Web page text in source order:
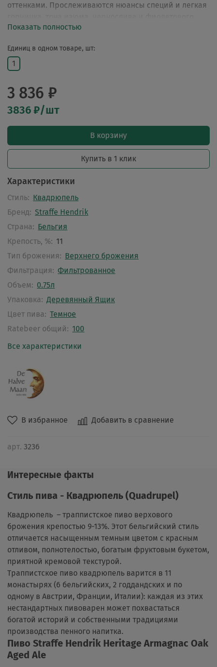
В избранное Добавить в сравнение
арт. 3236
Единиц в одном товаре, шт:
1
3 836 ₽
3836 ₽/шт
В корзину
Купить в 1 клик
Характеристики
Стиль: Квадрюпель
Бренд: Straffe Hendrik
Страна: Бельгия
Крепость, %: 11
Тип брожения: Верхнего брожения
Фильтрация: Фильтрованное
Объем: 0.75л
Упаковка: Деревянный Ящик
Цвет пива: Темное
Ratebeer общий: 100
Все характеристики
оттенками. Прослеживаются нюансы специй и легкая
инжира.
Показать полностью
Интересные факты
Стиль пива - Квадрюпель (Quadrupel)
Квадрюпель – траппистское пиво верхового
брожения крепостью 9-13%. Этот бельгийский стиль
отличается насыщенным темным цветом с красным
отливом, полнотелостью, богатым фруктовым букетом,
приятной кремовой текстурой.
Траппистское пиво квадрюпель варится в 11
монастырях (6 бельгийских, 2 годдандских и по
одному в Австрии, Франции, Италии): каждая из этих
нестандартных пивоварен может похвастаться
богатой историй и собственными традициями
производства пенного напитка.
Пиво Straffe Hendrik Heritage Armagnac Oak
Aged Ale